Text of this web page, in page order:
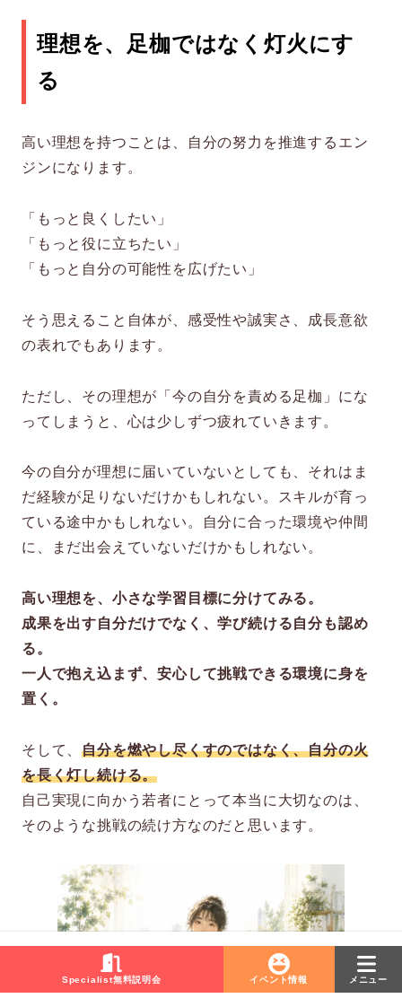
理想を、足枷ではなく灯火にす
る
高い理想を持つことは、自分の努力を推進するエン
ジンになります。
「もっと良くしたい」
「もっと役に立ちたい」
「もっと自分の可能性を広げたい」
そう思えること自体が、感受性や誠実さ、成長意欲
の表れでもあります。
ただし、その理想が「今の自分を責める足枷」にな
ってしまうと、心は少しずつ疲れていきます。
今の自分が理想に届いていないとしても、それはま
だ経験が足りないだけかもしれない。スキルが育っ
ている途中かもしれない。自分に合った環境や仲間
に、まだ出会えていないだけかもしれない。
高い理想を、小さな学習目標に分けてみる。
成果を出す自分だけでなく、学び続ける自分も認め
る。
一人で抱え込まず、安心して挑戦できる環境に身を
置く。
そして、自分を燃やし尽くすのではなく、自分の火
を長く灯し続ける。
自己実現に向かう若者にとって本当に大切なのは、
そのような挑戦の続け方なのだと思います。
Specialist無料説明会 イベント情報 メニュー